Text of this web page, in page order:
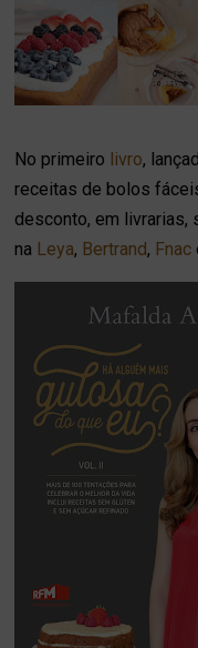
No primeiro livro,
receitas de bolos
desconto, em livrarias,
na Leya, Bertrand, Fnac